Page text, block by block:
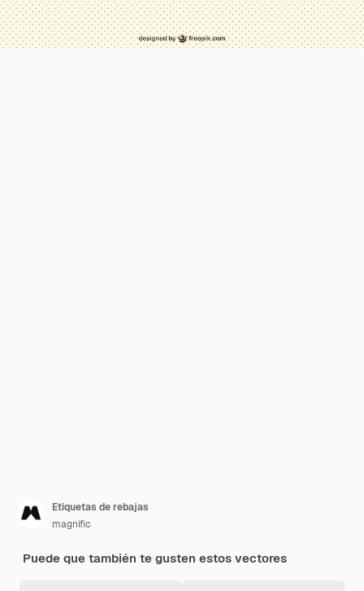
Etiquetas de rebajas
magnific
Puede que también te gusten estos vectores